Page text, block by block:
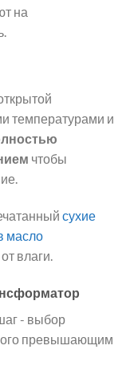
на
температурами и
чтобы
сухие
масло
влаги.
- выбор
превышающим